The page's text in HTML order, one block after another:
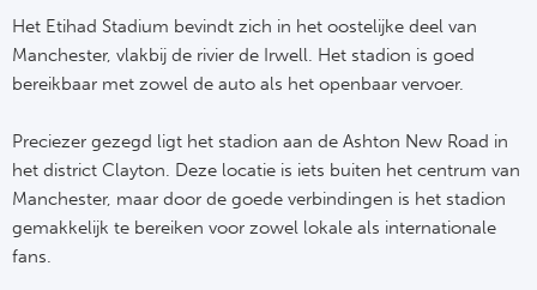
Het Etihad Stadium bevindt zich in het oostelijke deel van
Manchester, vlakbij de rivier de Irwell. Het stadion is goed
bereikbaar met zowel de auto als het openbaar vervoer.
Preciezer gezegd ligt het stadion aan de Ashton New Road in
het district Clayton. Deze locatie is iets buiten het centrum van
Manchester, maar door de goede verbindingen is het stadion
gemakkelijk te bereiken voor zowel lokale als internationale
fans.